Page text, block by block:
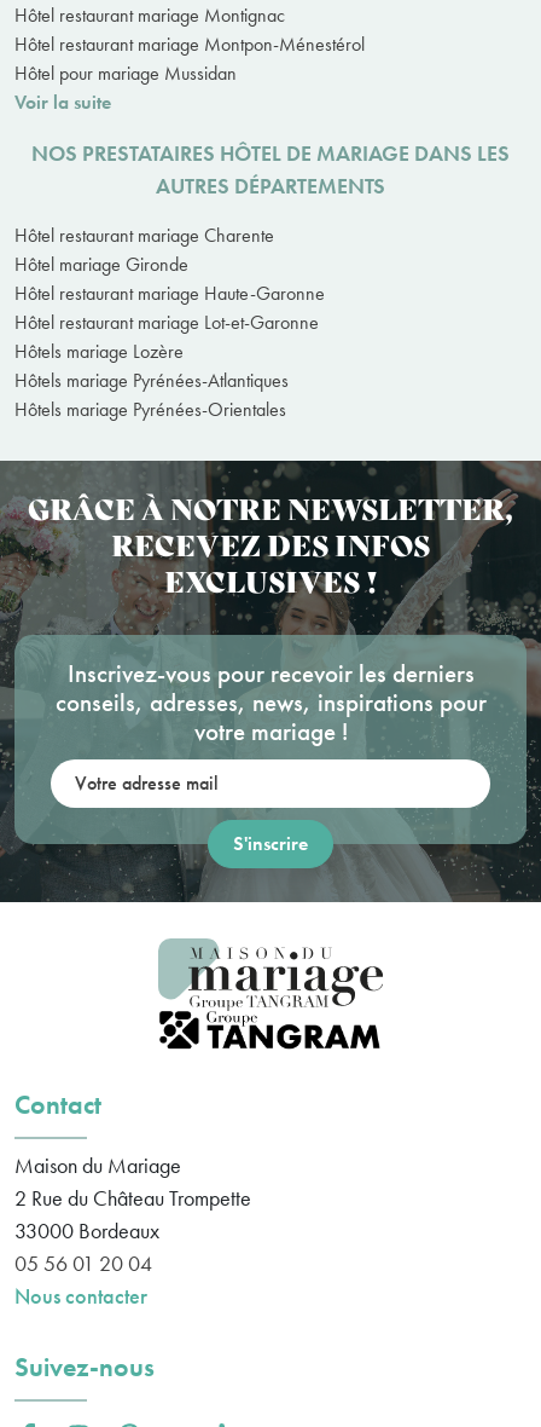
Hôtel restaurant mariage Montignac
Hôtel restaurant mariage Montpon-Ménestérol
Hôtel pour mariage Mussidan
Voir la suite
NOS PRESTATAIRES HÔTEL DE MARIAGE DANS LES
AUTRES DÉPARTEMENTS
Hôtel restaurant mariage Charente
Hôtel mariage Gironde
Hôtel restaurant mariage Haute-Garonne
Hôtel restaurant mariage Lot-et-Garonne
Hôtels mariage Lozère
Hôtels mariage Pyrénées-Atlantiques
Hôtels mariage Pyrénées-Orientales
GRÂCE À NOTRE NEWSLETTER,
RECEVEZ DES INFOS
EXCLUSIVES !
Inscrivez-vous pour recevoir les derniers
conseils, adresses, news, inspirations pour
votre mariage !
Contact
Maison du Mariage
2 Rue du Château Trompette
33000 Bordeaux
05 56 01 20 04
Nous contacter
Suivez-nous